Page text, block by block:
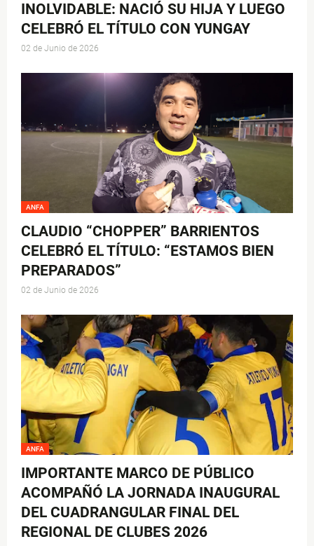
INOLVIDABLE: NACIÓ SU HIJA Y LUEGO
CELEBRÓ EL TÍTULO CON YUNGAY
02 de Junio de 2026
ANFA
CLAUDIO “CHOPPER” BARRIENTOS
CELEBRÓ EL TÍTULO: “ESTAMOS BIEN
PREPARADOS”
02 de Junio de 2026
ANFA
IMPORTANTE MARCO DE PÚBLICO
ACOMPAÑÓ LA JORNADA INAUGURAL
DEL CUADRANGULAR FINAL DEL
REGIONAL DE CLUBES 2026